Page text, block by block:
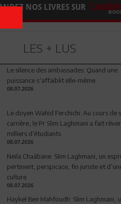
NOS LIVRES SUR
LES + LUS
Le silence des ambassades: Quand une
puissance s’affaiblit elle-même
08.07.2026
Le doyen Wahid Ferchichi: Au cours de
carrière, le Pr Slim Laghmani a fait
milliers d’étudiants
08.07.2026
Neila Chaâbane: Slim Laghmani, un
pertinent, perspicace, fin juriste et
culture
08.07.2026
Haykel Ben Mahfoudh: Slim Laghmani,